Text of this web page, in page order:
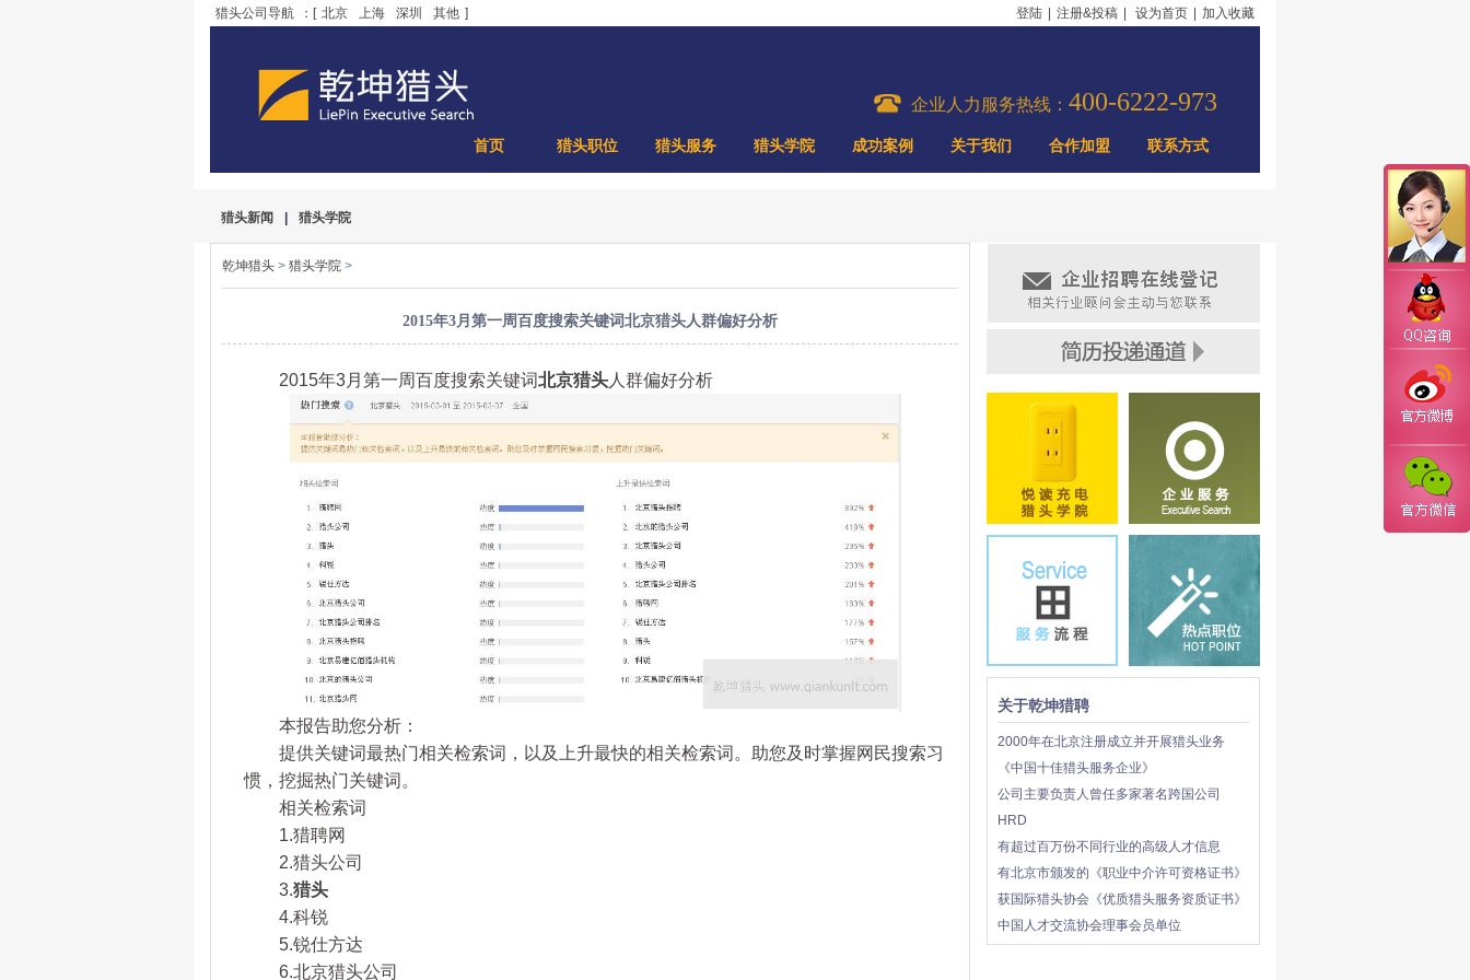
猎头公司导航 ：[ 北京 上海 深圳 其他 ] 登陆 注册&投稿 设为首页 加入收藏
企业人力服务热线： 400-6222-973
首页 猎头职位 猎头服务 猎头学院 成功案例 关于我们 合作加盟 联系方式
猎头新闻 猎头学院
乾坤猎头 > 猎头学院 >
2015年3月第一周百度搜索关键词北京猎头人群偏好分析
2015年3月第一周百度搜索关键词北京猎头 人群偏好分析
本报告助您分析：
提供关键词最热门相关检索词，以及上升最快的相关检索词。助您及时掌握网民搜索习
惯，挖掘热门关键词。
相关检索词
1.猎聘网
2.猎头公司
3.猎头
4.科锐
5.锐仕方达
6.北京猎头公司
关于乾坤猎聘
2000年在北京注册成立并开展猎头业务
《中国十佳猎头服务企业》
公司主要负责人曾任多家著名跨国公司
HRD
有超过百万份不同行业的高级人才信息
有北京市颁发的《职业中介许可资格证书》
获国际猎头协会《优质猎头服务资质证书》
中国人才交流协会理事会员单位